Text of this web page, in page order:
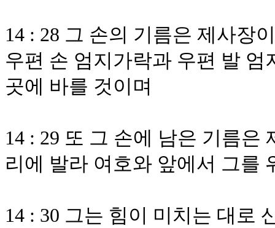
14 : 28 그 손의 기름은 제사장
우편 손 엄지가락과 우편 발
곳에 바를 것이며
14 : 29 또 그 손에 남은 기름은
리에 발라 여호와 앞에서 그를
14 : 30 그는 힘이 미치는 대로